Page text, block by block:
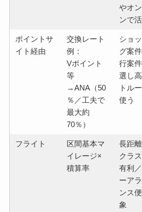
やオ
ンで
ポイントサ
イト経由
交換レート
例：
Vポイント
等
→ANA（50
％／工夫で
最大約
70％）
ショ
グ案
行案
選し
トル
使う
フライト
区間基本マ
イレージ×
積算率
長距
クラ
有利
ーア
ンス
象